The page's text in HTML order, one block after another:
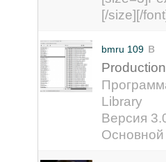
[/size][/
bmru 109 в
Library
Версия
Основной